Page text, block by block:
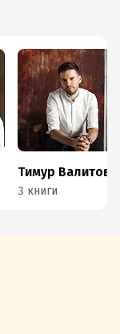
Тимур Валитов
3 книги